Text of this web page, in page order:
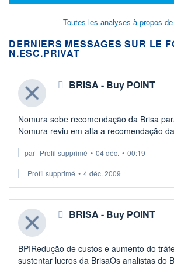
Toutes les analyses à propos
DERNIERS MESSAGES SUR LE
N.ESC.PRIVAT
BRISA - Buy POINT
Nomura sobe recomendação da Brisa
Nomura reviu em alta a recomendação
acções em 13, para 7,8 euros.
par Profil supprimé • 04 déc. • 00:19
Profil supprimé • 4 déc. 2009
BRISA - Buy POINT
BPIRedução de custos e aumento do
sustentar lucros da BrisaOs analistas do